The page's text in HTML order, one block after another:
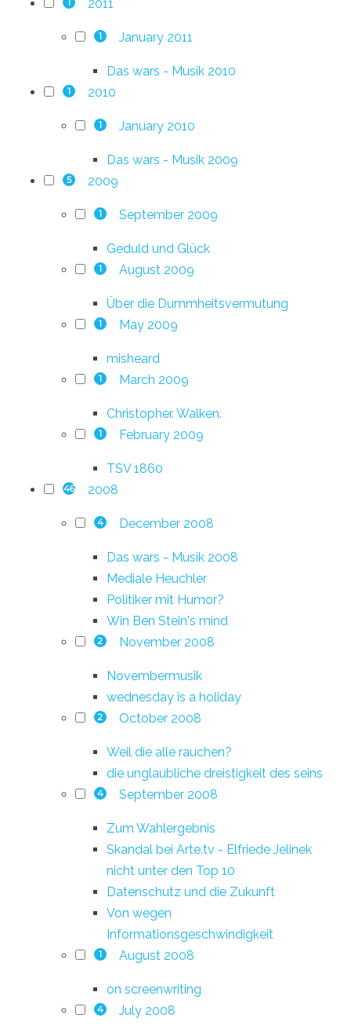
2011
1 January 2011
Das wars - Musik 2010
1 2010
1 January 2010
Das wars - Musik 2009
5 2009
1 September 2009
Geduld und Glück
1 August 2009
Über die Dummheitsvermutung
1 May 2009
misheard
1 March 2009
Christopher. Walken.
1 February 2009
TSV 1860
46 2008
4 December 2008
Das wars - Musik 2008
Mediale Heuchler
Politiker mit Humor?
Win Ben Stein's mind
2 November 2008
Novembermusik
wednesday is a holiday
2 October 2008
Weil die alle rauchen?
die unglaubliche dreistigkeit des seins
4 September 2008
Zum Wahlergebnis
Skandal bei Arte.tv - Elfriede Jelinek
nicht unter den Top 10
Datenschutz und die Zukunft
Von wegen
Informationsgeschwindigkeit
1 August 2008
on screenwriting
4 July 2008